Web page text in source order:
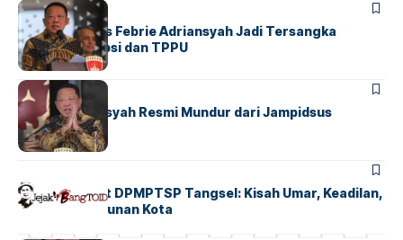
BERITAFEATURED
Eks Jampidsus Febrie Adriansyah Jadi Tersangka
Dugaan Korupsi dan TPPU
BERITA FEATURED
Febrie Adriansyah Resmi Mundur dari Jampidsus
Mimbar Jumat DPMPTSP Tangsel: Kisah Umar, Keadilan,
dan Pembangunan Kota